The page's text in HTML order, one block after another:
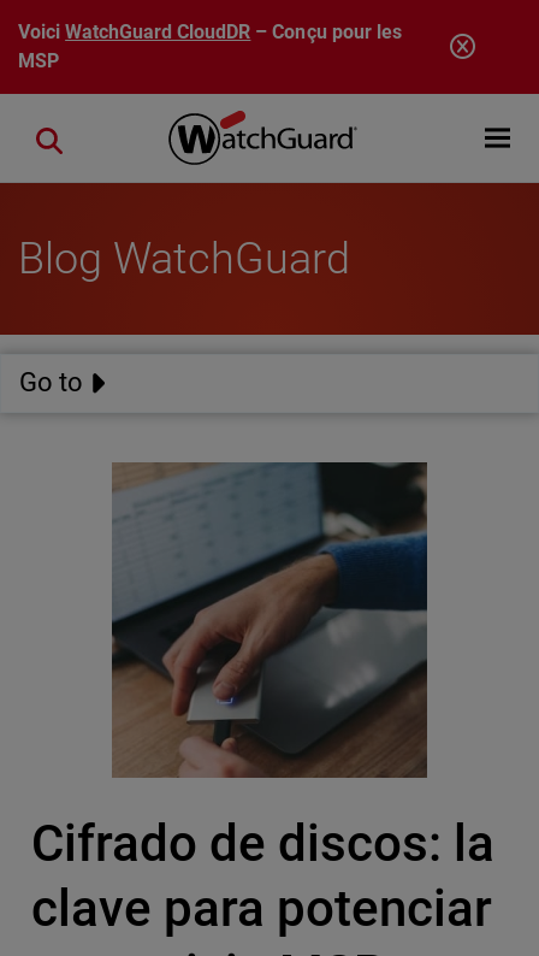
Aller au contenu principal
VoiciWatchGuard CloudDR – Conçu pour les
MSP
Open
Close search
Blog WatchGuard
Go to
Cifrado de discos: la
clave para potenciar